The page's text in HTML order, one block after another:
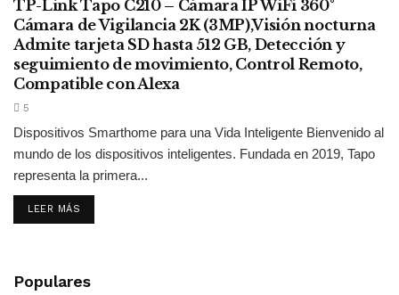
TP-Link Tapo C210 – Cámara IP WiFi 360°
Cámara de Vigilancia 2K (3MP),Visión nocturna
Admite tarjeta SD hasta 512 GB, Detección y
seguimiento de movimiento, Control Remoto,
Compatible con Alexa
5
Dispositivos Smarthome para una Vida Inteligente Bienvenido al
mundo de los dispositivos inteligentes. Fundada en 2019, Tapo
representa la primera...
LEER MÁS
Populares